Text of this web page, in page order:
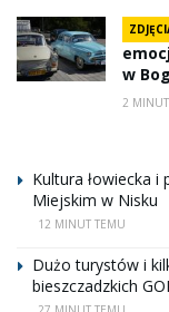
w
2
Kultura łowiecka i
Miejskim w Nisku
12 MINUT TEMU
Dużo turystów i
bieszczadzkich